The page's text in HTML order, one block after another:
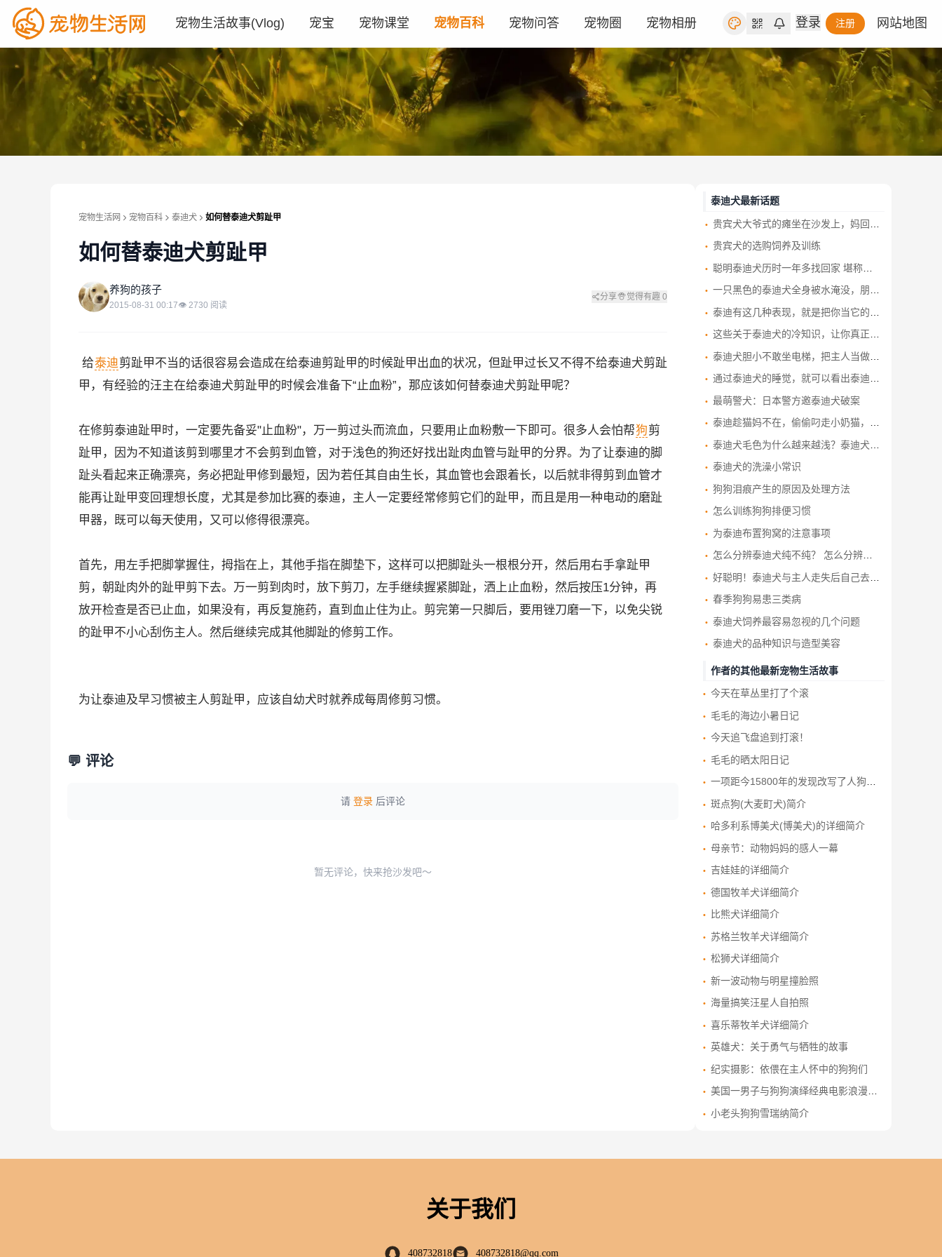
宠物生活故事(Vlog) 宠宝 宠物课堂 宠物百科 宠物问答 宠物圈 宠物相册 登录 注册 网站地图
宠物生活网 宠物百科 泰迪犬 如何替泰迪犬剪趾甲
如何替泰迪犬剪趾甲
养 养狗的孩子
2015-08-31 00:17👁 2730 阅读
分享 觉得有趣 0
给泰迪剪趾甲不当的话很容易会造成在给泰迪剪趾甲的时候趾甲出血的状况，但趾甲过长又不得不给泰迪犬剪趾
甲，有经验的汪主在给泰迪犬剪趾甲的时候会准备下“止血粉”，那应该如何替泰迪犬剪趾甲呢？
在修剪泰迪趾甲时，一定要先备妥"止血粉"，万一剪过头而流血，只要用止血粉敷一下即可。很多人会怕帮狗剪
趾甲，因为不知道该剪到哪里才不会剪到血管，对于浅色的狗还好找出趾肉血管与趾甲的分界。为了让泰迪的脚
趾头看起来正确漂亮，务必把趾甲修到最短，因为若任其自由生长，其血管也会跟着长，以后就非得剪到血管才
能再让趾甲变回理想长度，尤其是参加比赛的泰迪，主人一定要经常修剪它们的趾甲，而且是用一种电动的磨趾
甲器，既可以每天使用，又可以修得很漂亮。
首先，用左手把脚掌握住，拇指在上，其他手指在脚垫下，这样可以把脚趾头一根根分开，然后用右手拿趾甲
剪，朝趾肉外的趾甲剪下去。万一剪到肉时，放下剪刀，左手继续握紧脚趾，洒上止血粉，然后按压1分钟，再
放开检查是否已止血，如果没有，再反复施药，直到血止住为止。剪完第一只脚后，要用锉刀磨一下，以免尖锐
的趾甲不小心刮伤主人。然后继续完成其他脚趾的修剪工作。
为让泰迪及早习惯被主人剪趾甲，应该自幼犬时就养成每周修剪习惯。
💬 评论
请 登录 后评论
暂无评论，快来抢沙发吧～
泰迪犬最新话题
贵宾犬大爷式的瘫坐在沙发上，妈回家傻眼：简直是一个人的概念！
贵宾犬的选购饲养及训练
聪明泰迪犬历时一年多找回家 堪称最强大脑
一只黑色的泰迪犬全身被水淹没，朋友一看笑出声：这条狗不一样！
泰迪有这几种表现，就是把你当它的“妈妈”了，快来对照一下吧！
这些关于泰迪犬的冷知识，让你真正了解泰迪犬
泰迪犬胆小不敢坐电梯，把主人当做救命稻草，做出的举动逗笑路人
通过泰迪犬的睡觉，就可以看出泰迪犬爱不爱你
最萌警犬：日本警方邀泰迪犬破案
泰迪趁猫妈不在，偷偷叼走小奶猫，主人跟去一看被泰迪暖到了
泰迪犬毛色为什么越来越浅？泰迪犬的毛发护理小常识
泰迪犬的洗澡小常识
狗狗泪痕产生的原因及处理方法
怎么训练狗狗排便习惯
为泰迪布置狗窝的注意事项
怎么分辨泰迪犬纯不纯？ 怎么分辨泰迪狗好不好？
好聪明！泰迪犬与主人走失后自己去警务站“报警求助”
春季狗狗易患三类病
泰迪犬饲养最容易忽视的几个问题
泰迪犬的品种知识与造型美容
作者的其他最新宠物生活故事
今天在草丛里打了个滚
毛毛的海边小暑日记
今天追飞盘追到打滚！
毛毛的晒太阳日记
一项距今15800年的发现改写了人狗友谊的历史
斑点狗(大麦町犬)简介
哈多利系博美犬(博美犬)的详细简介
母亲节：动物妈妈的感人一幕
吉娃娃的详细简介
德国牧羊犬详细简介
比熊犬详细简介
苏格兰牧羊犬详细简介
松狮犬详细简介
新一波动物与明星撞脸照
海量搞笑汪星人自拍照
喜乐蒂牧羊犬详细简介
英雄犬：关于勇气与牺牲的故事
纪实摄影：依偎在主人怀中的狗狗们
美国一男子与狗狗演绎经典电影浪漫场景
小老头狗狗雪瑞纳简介
关于我们
408732818 408732818@qq.com